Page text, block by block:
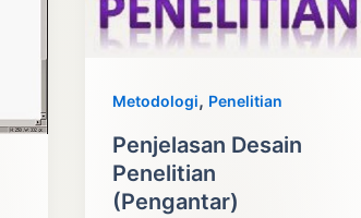
Metodologi, Penelitian
Penjelasan Desain
Penelitian
(Pengantar)